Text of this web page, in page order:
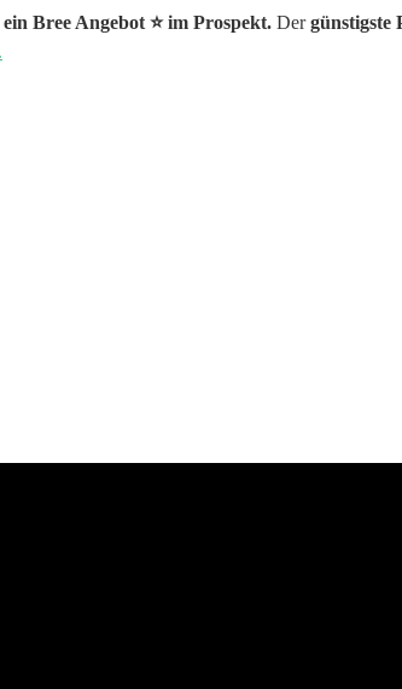
Bree Angebot ⭐️ im Prospekt. Dergünstigste